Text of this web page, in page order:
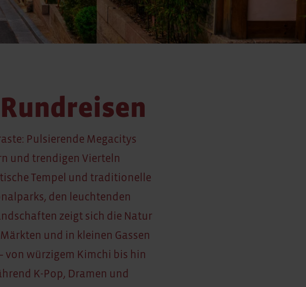
Pulsierende Megacitys
und trendigen Vierteln
Tempel und traditionelle
den leuchtenden
zeigt sich die Natur
und in kleinen Gassen
von würzigem Kimchi bis hin
K-Pop, Dramen und